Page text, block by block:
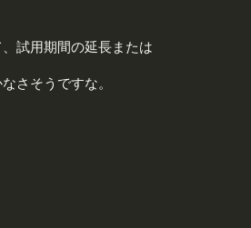
試用期間の延長または
さそうですな。